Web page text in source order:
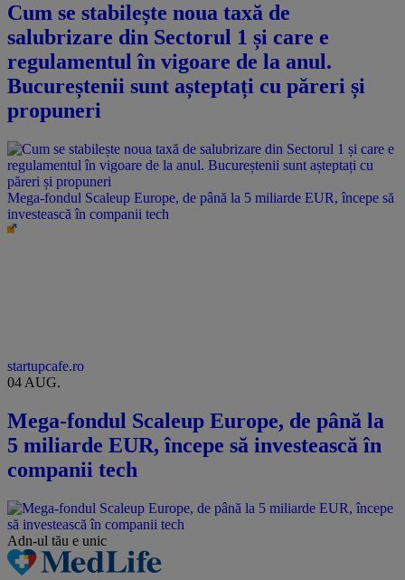
Cum se stabilește noua taxă de
salubrizare din Sectorul 1 și care e
regulamentul în vigoare de la anul.
Bucureștenii sunt așteptați cu păreri și
propuneri
Mega-fondul Scaleup Europe, de până la 5 miliarde EUR, începe să
investească în companii tech
startupcafe.ro
04 AUG.
Mega-fondul Scaleup Europe, de până la
5 miliarde EUR, începe să investească în
companii tech
Adn-ul tău e unic